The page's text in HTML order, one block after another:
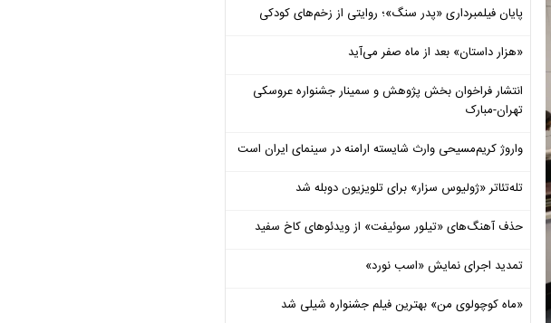
پایان فیلمبرداری «پدر سنگ»؛ روایتی از زخم‌های کودکی
«هزار داستان» بعد از ماه صفر می‌آید
انتشار فراخوان بخش پژوهش و سمینار جشنواره عروسکی
تهران-مبارک
واروژ کریم‌مسیحی وارث شایسته ارامنه در سینمای ایران است
تله‌تئاتر «ژولیوس سزار» برای تلویزیون دوبله شد
حذف آهنگ‌های «تیلور سوئیفت» از ویدئوهای کاخ سفید
تمدید اجرای نمایش «اسب نورد»
«ماه کوچولوی من» بهترین فیلم جشنواره شیلی شد